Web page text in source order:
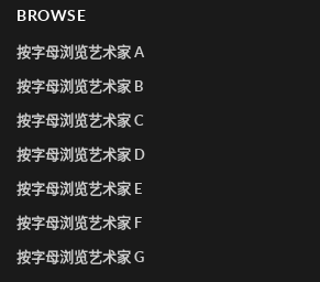
BROWSE
按字母浏览艺术家 A
按字母浏览艺术家 B
按字母浏览艺术家 C
按字母浏览艺术家 D
按字母浏览艺术家 E
按字母浏览艺术家 F
按字母浏览艺术家 G